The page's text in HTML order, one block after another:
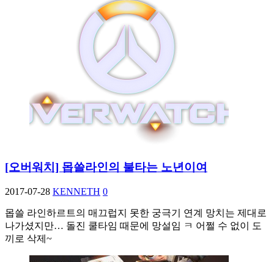
[오버워치] 몹쓸라인의 불타는 노년이여
2017-07-28 KENNETH 0
몹쓸 라인하르트의 매끄럽지 못한 궁극기 연계 망치는 제대로
나가셨지만… 돌진 쿨타임 때문에 망설임 ㅋ 어쩔 수 없이 도
끼로 삭제~